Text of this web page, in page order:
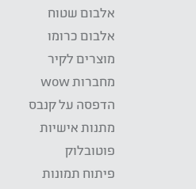
אלבום שטוח
אלבום כרומו
מוצרים לקיר
מחברות wow
הדפסה על קנבס
מתנות אישיות
פוטובלוק
פיתוח תמונות